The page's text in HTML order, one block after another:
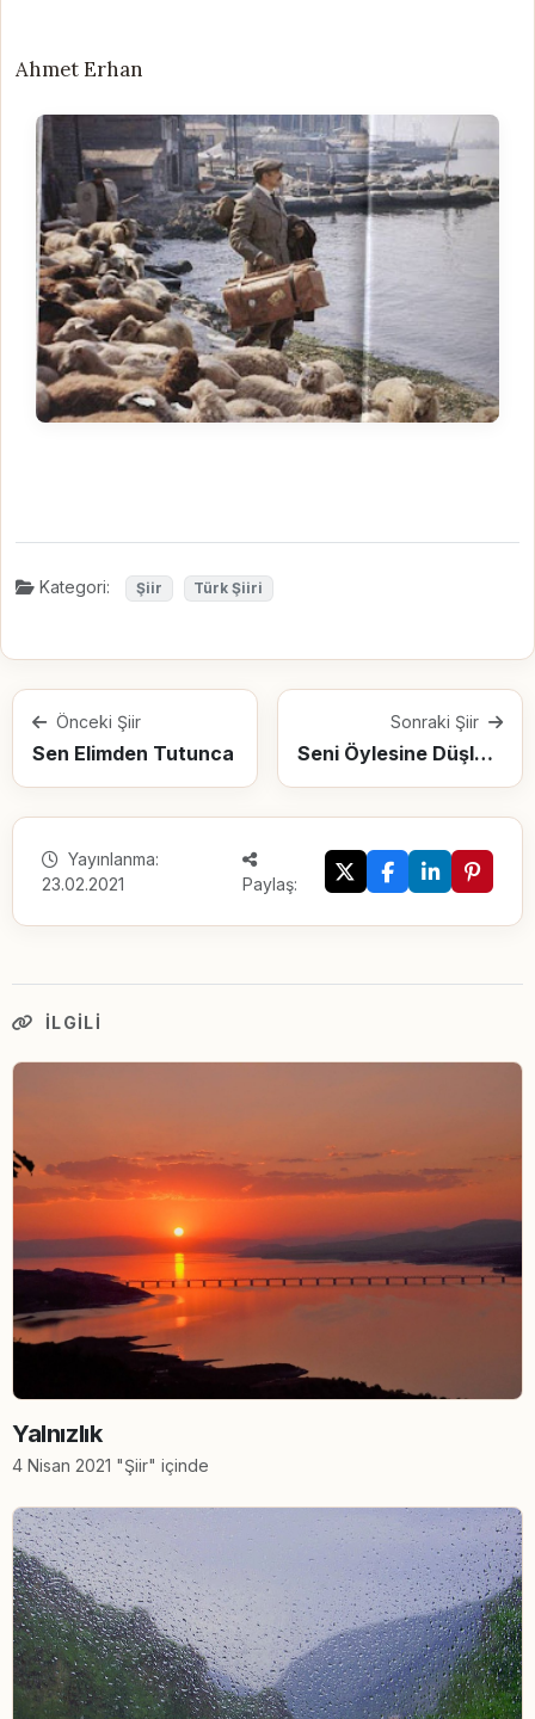
Ahmet Erhan
Kategori: Şiir Türk Şiiri
Önceki Şiir
Sen Elimden Tutunca
Sonraki Şiir
Seni Öylesine Düşledim ki
Yayınlanma:
23.02.2021
Paylaş:
İLGILI
Yalnızlık
4 Nisan 2021 "Şiir" içinde